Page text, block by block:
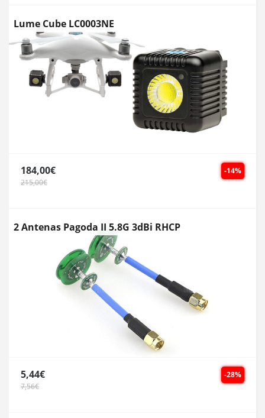
Lume Cube LC0003NE
-14%
184,00€
215,00€
2 Antenas Pagoda II 5.8G 3dBi RHCP
-28%
5,44€
7,56€